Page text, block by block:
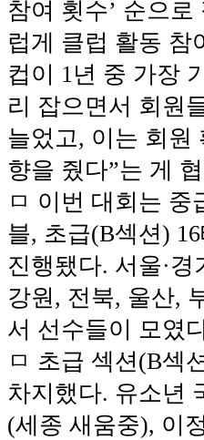
참여 횟수’ 순으
럽게 클럽 활동 참
컵이 1년 중 가장
리 잡으면서 회원
늘었고, 이는 회원
향을 줬다”는 게
ㅁ 이번 대회는 중
블, 초급(B섹션)
진행됐다. 서울·
강원, 전북, 울산,
서 선수들이 모였
ㅁ 초급 섹션(B섹
차지했다. 유소년
(세종 새움중), 이